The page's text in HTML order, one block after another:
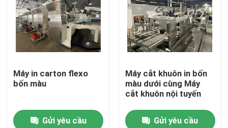
Video
Về chúng tôi
Tham quan nhà máy
Máy in carton flexo
bốn màu
Gửi yêu cầu
Máy cắt khuôn in bốn
màu dưới cùng Máy
cắt khuôn nội tuyến
Gửi yêu cầu